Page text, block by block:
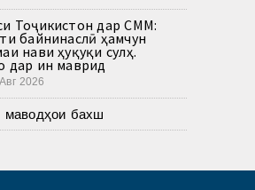
Тоҷикистон дар СММ:
байнинаслӣ ҳамчун
нави ҳуқуқи сулҳ.
дар ин маврид
2026
маводҳои бахш